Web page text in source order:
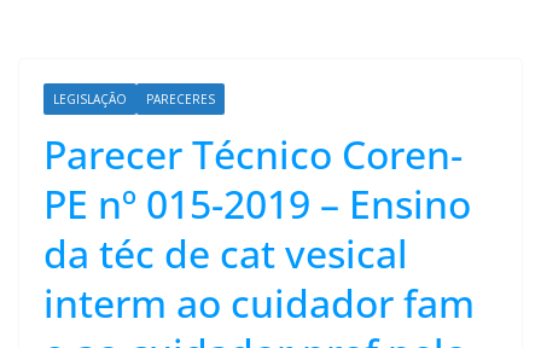
LEGISLAÇÃO PARECERES
Parecer Técnico Coren-
PE nº 015-2019 – Ensino
da téc de cat vesical
interm ao cuidador fam